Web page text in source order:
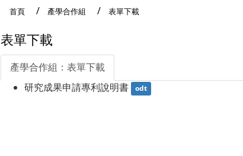
首頁 產學合作組 表單下載
表單下載
產學合作組：表單下載
研究成果申請專利說明書 odt